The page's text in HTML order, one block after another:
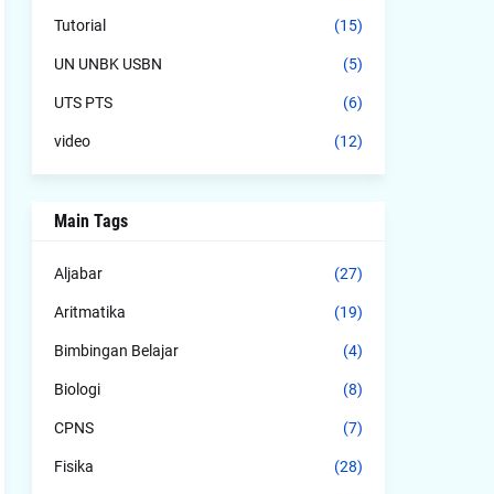
Tutorial (15)
UN UNBK USBN (5)
UTS PTS (6)
video (12)
Main Tags
Aljabar (27)
Aritmatika (19)
Bimbingan Belajar (4)
Biologi (8)
CPNS (7)
Fisika (28)